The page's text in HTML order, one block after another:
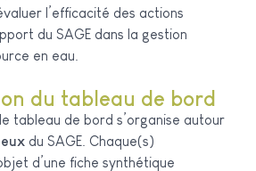
l’efficacité des actions
du SAGE dans la gestion
en eau.
du tableau de bord
tableau de bord s’organise autour
du SAGE. Chaque(s)
d’une fiche synthétique